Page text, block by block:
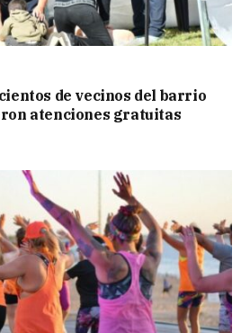
de vecinos del barrio
atenciones gratuitas